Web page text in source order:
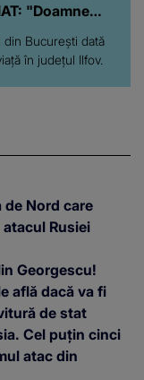
"Doamne
din București dată
în județul Ilfov.
de Nord care
Rusiei
Georgescu!
află dacă va fi
de stat
Cel puțin cinci
atac din